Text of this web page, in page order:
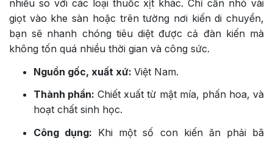
nhiều so với các loại thuốc xịt khác. Chỉ cần nhỏ vài
giọt vào khe sàn hoặc trên tường nơi kiến di chuyển,
bạn sẽ nhanh chóng tiêu diệt được cả đàn kiến mà
không tốn quá nhiều thời gian và công sức.
Nguồn gốc, xuất xứ: Việt Nam.
Thành phần: Chiết xuất từ mật mía, phấn hoa, và
hoạt chất sinh học.
Công dụng: Khi một số con kiến ăn phải bã